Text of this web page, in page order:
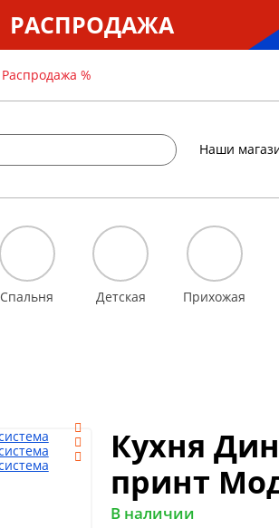
РАСПРОДАЖА
Распродажа %
Наши
Спальня Детская Прихожая
Кухня
принт
В наличии